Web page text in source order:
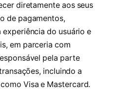
diretamente aos seus
de pagamentos,
do usuário e
em parceria com
pela parte
incluindo a
Visa e Mastercard.